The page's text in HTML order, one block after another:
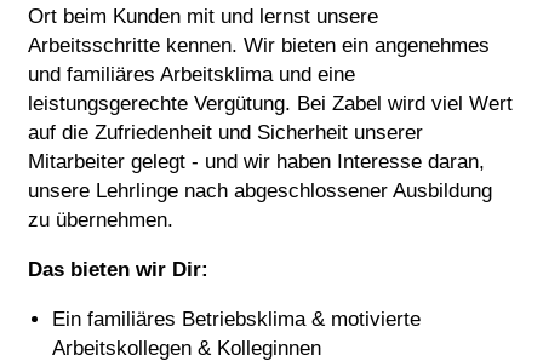
Ort beim Kunden mit und lernst unsere
Arbeitsschritte kennen. Wir bieten ein angenehmes
und familiäres Arbeitsklima und eine
leistungsgerechte Vergütung. Bei Zabel wird viel Wert
auf die Zufriedenheit und Sicherheit unserer
Mitarbeiter gelegt - und wir haben Interesse daran,
unsere Lehrlinge nach abgeschlossener Ausbildung
zu übernehmen.
Das bieten wir Dir:
Ein familiäres Betriebsklima & motivierte
Arbeitskollegen & Kolleginnen